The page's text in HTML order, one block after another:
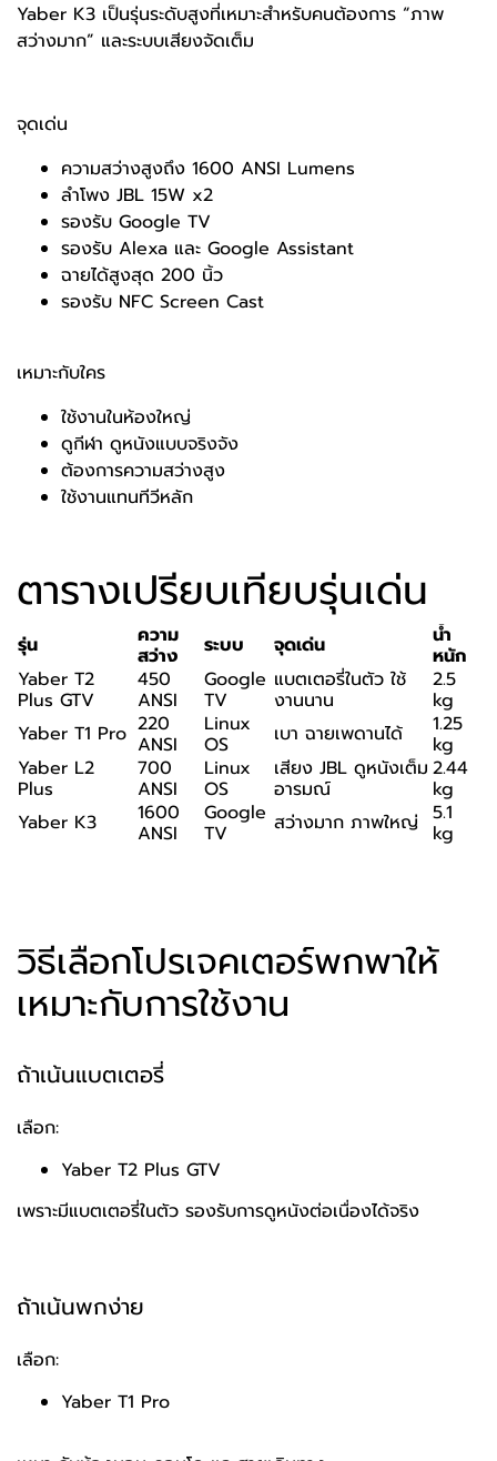
Yaber K3 เป็นรุ่นระดับสูงที่เหมาะสำหรับคนต้องการ “ภาพ
สว่างมาก” และระบบเสียงจัดเต็ม
จุดเด่น
ความสว่างสูงถึง 1600 ANSI Lumens
ลำโพง JBL 15W x2
รองรับ Google TV
รองรับ Alexa และ Google Assistant
ฉายได้สูงสุด 200 นิ้ว
รองรับ NFC Screen Cast
เหมาะกับใคร
ใช้งานในห้องใหญ่
ดูกีฬา ดูหนังแบบจริงจัง
ต้องการความสว่างสูง
ใช้งานแทนทีวีหลัก
ตารางเปรียบเทียบรุ่นเด่น
รุ่น ความ
สว่าง ระบบ จุดเด่น น้ำ
หนัก
Yaber T2
Plus GTV
450
ANSI
Google
TV
แบตเตอรี่ในตัว ใช้
งานนาน
2.5
kg
Yaber T1 Pro 220
ANSI
Linux
OS เบา ฉายเพดานได้ 1.25
kg
Yaber L2
Plus
700
ANSI
Linux
OS
เสียง JBL ดูหนังเต็ม
อารมณ์
2.44
kg
Yaber K3
1600
ANSI
Google
TV สว่างมาก ภาพใหญ่ 5.1
kg
วิธีเลือกโปรเจคเตอร์พกพาให้
เหมาะกับการใช้งาน
ถ้าเน้นแบตเตอรี่
เลือก:
Yaber T2 Plus GTV
เพราะมีแบตเตอรี่ในตัว รองรับการดูหนังต่อเนื่องได้จริง
ถ้าเน้นพกง่าย
เลือก:
Yaber T1 Pro